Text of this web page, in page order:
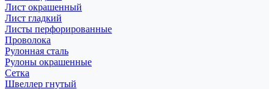
Лист окрашенный
Лист гладкий
Листы перфорированные
Проволока
Рулонная сталь
Рулоны окрашенные
Сетка
Швеллер гнутый